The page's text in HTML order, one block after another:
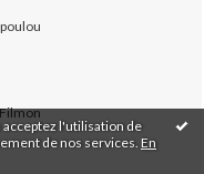
acceptez l'utilisation de
de nos services. En